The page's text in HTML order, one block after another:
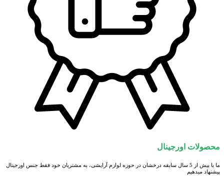
محصولات اورجینال
ما با بیش از 5 سال سابقه درخشان در حوزه لوازم آرایشی، به مشتریان خود فقط جنس اورجینال
پیشنهاد میدهیم